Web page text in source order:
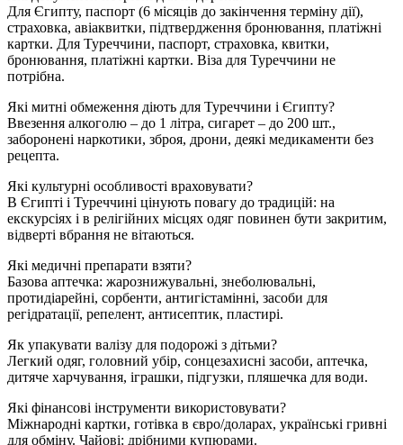
Для Єгипту, паспорт (6 місяців до закінчення терміну дії),
страховка, авіаквитки, підтвердження бронювання, платіжні
картки. Для Туреччини, паспорт, страховка, квитки,
бронювання, платіжні картки. Віза для Туреччини не
потрібна.
Які митні обмеження діють для Туреччини і Єгипту?
Ввезення алкоголю – до 1 літра, сигарет – до 200 шт.,
заборонені наркотики, зброя, дрони, деякі медикаменти без
рецепта.
Які культурні особливості враховувати?
В Єгипті і Туреччині цінують повагу до традицій: на
екскурсіях і в релігійних місцях одяг повинен бути закритим,
відверті вбрання не вітаються.
Які медичні препарати взяти?
Базова аптечка: жарознижувальні, знеболювальні,
протидіарейні, сорбенти, антигістамінні, засоби для
регідратації, репелент, антисептик, пластирі.
Як упакувати валізу для подорожі з дітьми?
Легкий одяг, головний убір, сонцезахисні засоби, аптечка,
дитяче харчування, іграшки, підгузки, пляшечка для води.
Які фінансові інструменти використовувати?
Міжнародні картки, готівка в євро/доларах, українські гривні
для обміну. Чайові: дрібними купюрами.